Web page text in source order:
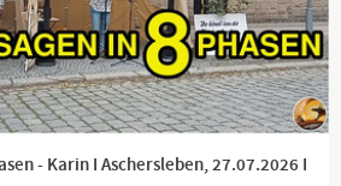
- Karin I Aschersleben, 27.07.2026 I